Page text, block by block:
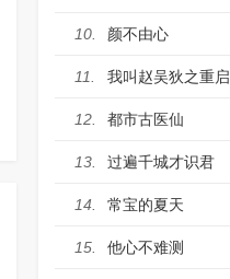
10. 颜不由心
11. 我叫赵吴狄之重启
12. 都市古医仙
13. 过遍千城才识君
14. 常宝的夏天
15. 他心不难测